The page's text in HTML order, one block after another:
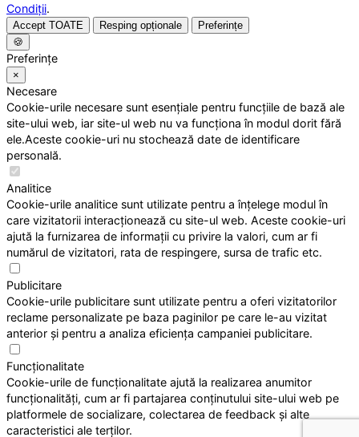
Condiții.
Accept TOATE Resping opționale
Preferințe
🍪
Preferințe
×
Necesare
Cookie-urile necesare sunt esențiale pentru funcțiile de bază ale
site-ului web, iar site-ul web nu va funcționa în modul dorit fără
ele.Aceste cookie-uri nu stochează date de identificare
personală.
Analitice
Cookie-urile analitice sunt utilizate pentru a înțelege modul în
care vizitatorii interacționează cu site-ul web. Aceste cookie-uri
ajută la furnizarea de informații cu privire la valori, cum ar fi
numărul de vizitatori, rata de respingere, sursa de trafic etc.
Publicitare
Cookie-urile publicitare sunt utilizate pentru a oferi vizitatorilor
reclame personalizate pe baza paginilor pe care le-au vizitat
anterior și pentru a analiza eficiența campaniei publicitare.
Funcționalitate
Cookie-urile de funcționalitate ajută la realizarea anumitor
funcționalități, cum ar fi partajarea conținutului site-ului web pe
platformele de socializare, colectarea de feedback și alte
caracteristici ale terților.